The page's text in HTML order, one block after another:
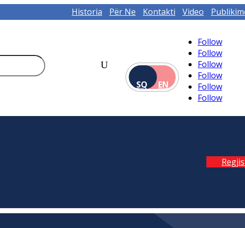
Historia Për Ne Kontakti Video
SQ
EN
Follow
Follow
Follow
Follow
Follow
Follow